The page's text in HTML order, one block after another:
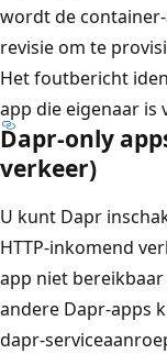
wordt de
revisie om te
Het foutbericht
app die eigenaar is
Dapr-only
verkeer)
U kunt Dapr
HTTP-inkomend
app niet bereikbaar
andere Dapr-apps
dapr-